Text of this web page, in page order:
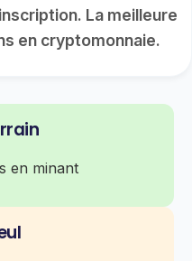
La meilleure
en cryptomonnaie.
en minant